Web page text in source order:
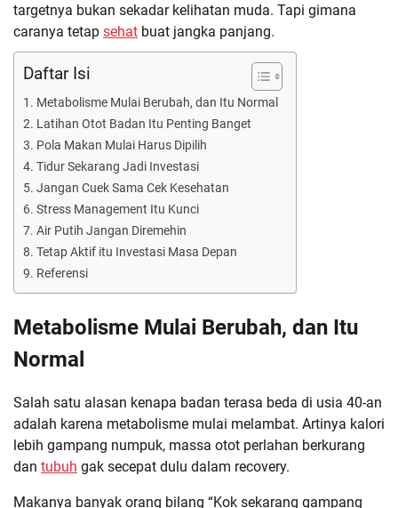
targetnya bukan sekadar kelihatan muda. Tapi gimana
caranya tetap sehat buat jangka panjang.
Daftar Isi
Metabolisme Mulai Berubah, dan Itu Normal
Latihan Otot Badan Itu Penting Banget
Pola Makan Mulai Harus Dipilih
Tidur Sekarang Jadi Investasi
Jangan Cuek Sama Cek Kesehatan
Stress Management Itu Kunci
Air Putih Jangan Diremehin
Tetap Aktif itu Investasi Masa Depan
Referensi
Metabolisme Mulai Berubah, dan Itu
Normal
Salah satu alasan kenapa badan terasa beda di usia 40-an
adalah karena metabolisme mulai melambat. Artinya kalori
lebih gampang numpuk, massa otot perlahan berkurang
dan tubuh gak secepat dulu dalam recovery.
Makanya banyak orang bilang “Kok sekarang gampang